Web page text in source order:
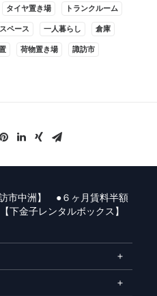
タイヤ置き場 トランクルーム
ペース 一人暮らし 倉庫
荷物置き場 諏訪市
訪市中洲】 ●６ヶ月賃料半額
金子レンタルボックス】